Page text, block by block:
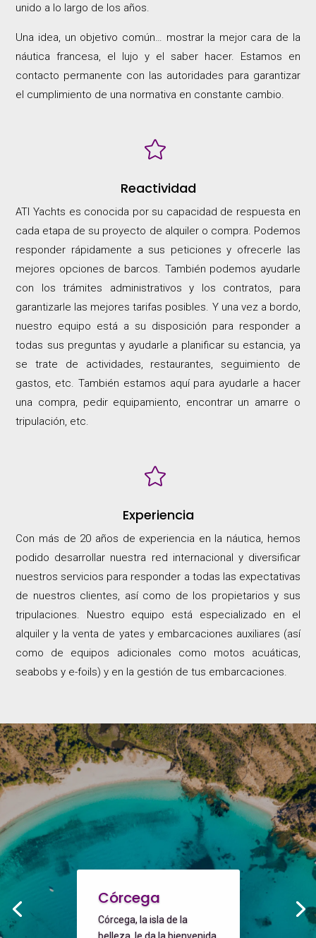
unido a lo largo de los años.
Una idea, un objetivo común… mostrar la mejor cara de la
náutica francesa, el lujo y el saber hacer. Estamos en
contacto permanente con las autoridades para garantizar
el cumplimiento de una normativa en constante cambio.

Reactividad
ATI Yachts es conocida por su capacidad de respuesta en
cada etapa de su proyecto de alquiler o compra. Podemos
responder rápidamente a sus peticiones y ofrecerle las
mejores opciones de barcos. También podemos ayudarle
con los trámites administrativos y los contratos, para
garantizarle las mejores tarifas posibles. Y una vez a bordo,
nuestro equipo está a su disposición para responder a
todas sus preguntas y ayudarle a planificar su estancia, ya
se trate de actividades, restaurantes, seguimiento de
gastos, etc. También estamos aquí para ayudarle a hacer
una compra, pedir equipamiento, encontrar un amarre o
tripulación, etc.

Experiencia
Con más de 20 años de experiencia en la náutica, hemos
podido desarrollar nuestra red internacional y diversificar
nuestros servicios para responder a todas las expectativas
de nuestros clientes, así como de los propietarios y sus
tripulaciones. Nuestro equipo está especializado en el
alquiler y la venta de yates y embarcaciones auxiliares (así
como de equipos adicionales como motos acuáticas,
seabobs y e-foils) y en la gestión de tus embarcaciones.
Córcega
Córcega, la isla de la
belleza, le da la bienvenida